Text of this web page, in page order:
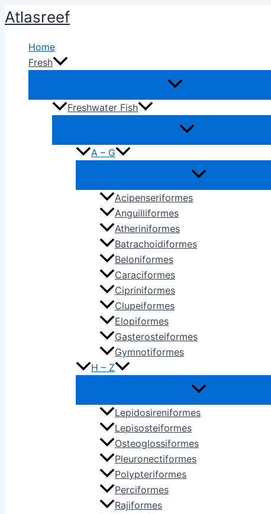
Ir
al
contenido
Atlasreef
Home
Fresh
Freshwater Fish
A – G
Acipenseriformes
Anguilliformes
Atheriniformes
Batrachoidiformes
Beloniformes
Caraciformes
Cipriniformes
Clupeiformes
Elopiformes
Gasterosteiformes
Gymnotiformes
H – Z
Lepidosireniformes
Lepisosteiformes
Osteoglossiformes
Pleuronectiformes
Polypteriformes
Perciformes
Rajiformes